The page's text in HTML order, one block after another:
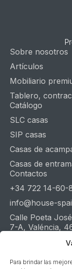
Para brindar las
Sobre nosotros
Artículos
Mobiliario
Tablero,
Catálogo
SLC casas
SIP casas
Casas de
Casas de
Contactos
+34 722 14-60-
info@house-
Calle Poeta
7-A, Valéncia,